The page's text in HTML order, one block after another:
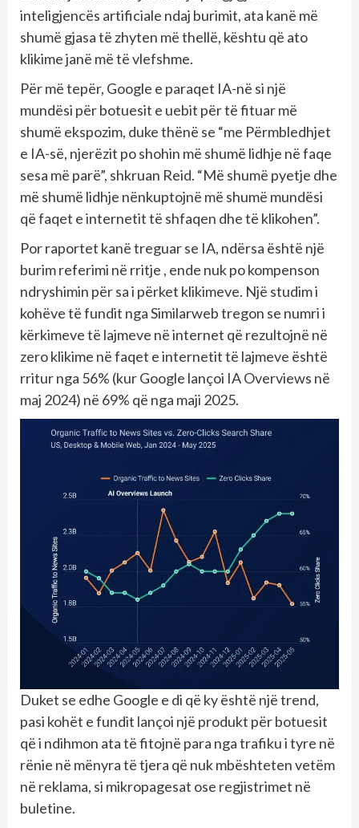
inteligjencës artificiale ndaj burimit, ata kanë më
shumë gjasa të zhyten më thellë, kështu që ato
klikime janë më të vlefshme.
Për më tepër, Google e paraqet IA-në si një
mundësi për botuesit e uebit për të fituar më
shumë ekspozim, duke thënë se “me Përmbledhjet
e IA-së, njerëzit po shohin më shumë lidhje në faqe
sesa më parë”, shkruan Reid. “Më shumë pyetje dhe
më shumë lidhje nënkuptojnë më shumë mundësi
që faqet e internetit të shfaqen dhe të klikohen”.
Por raportet kanë treguar se IA, ndërsa është një
burim referimi në rritje , ende nuk po kompenson
ndryshimin për sa i përket klikimeve. Një studim i
kohëve të fundit nga Similarweb tregon se numri i
kërkimeve të lajmeve në internet që rezultojnë në
zero klikime në faqet e internetit të lajmeve është
rritur nga 56% (kur Google lançoi IA Overviews në
maj 2024) në 69% që nga maji 2025.
Duket se edhe Google e di që ky është një trend,
pasi kohët e fundit lançoi një produkt për botuesit
që i ndihmon ata të fitojnë para nga trafiku i tyre në
rënie në mënyra të tjera që nuk mbështeten vetëm
në reklama, si mikropagesat ose regjistrimet në
buletine.